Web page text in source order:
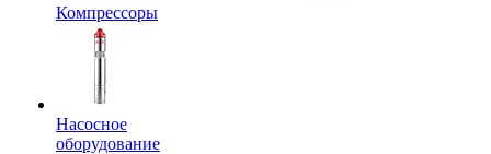
Компрессоры
Насосное
оборудование